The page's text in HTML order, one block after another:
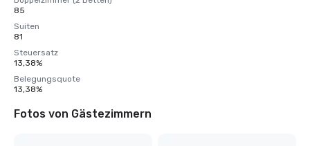
85
Suiten
81
Steuersatz
13,38%
Belegungsquote
13,38%
Fotos von Gästezimmern